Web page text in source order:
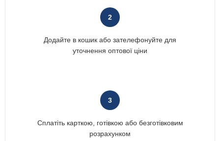
2
Додайте в кошик або зателефонуйте для
уточнення оптової ціни
3
Сплатіть карткою, готівкою або безготівковим
розрахунком